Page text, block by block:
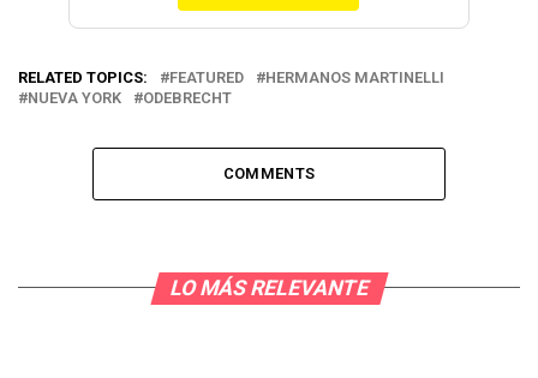
RELATED TOPICS: FEATURED
HERMANOS MARTINELLI
NUEVA YORK
ODEBRECHT
COMMENTS
LO MÁS RELEVANTE